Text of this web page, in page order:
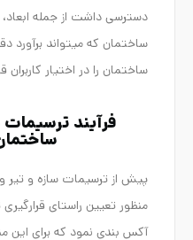
دسترسی داشت از جمله ابعاد،
ساختمان که میتواند برآورد
ساختمان را در اختیار کاربران
فرآیند
پیش از ترسیمات سازه و
منظور تعیین راستای